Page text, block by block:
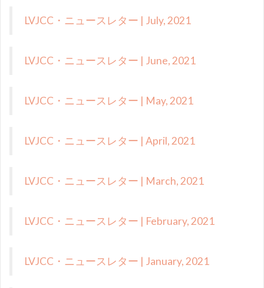
LVJCC・ニュースレター | July, 2021
LVJCC・ニュースレター | June, 2021
LVJCC・ニュースレター | May, 2021
LVJCC・ニュースレター | April, 2021
LVJCC・ニュースレター | March, 2021
LVJCC・ニュースレター | February, 2021
LVJCC・ニュースレター | January, 2021